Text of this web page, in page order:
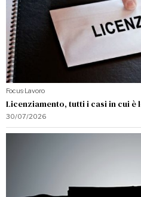
Focus·Lavoro
Licenziamento, tutti i casi in cui è
30/07/2026